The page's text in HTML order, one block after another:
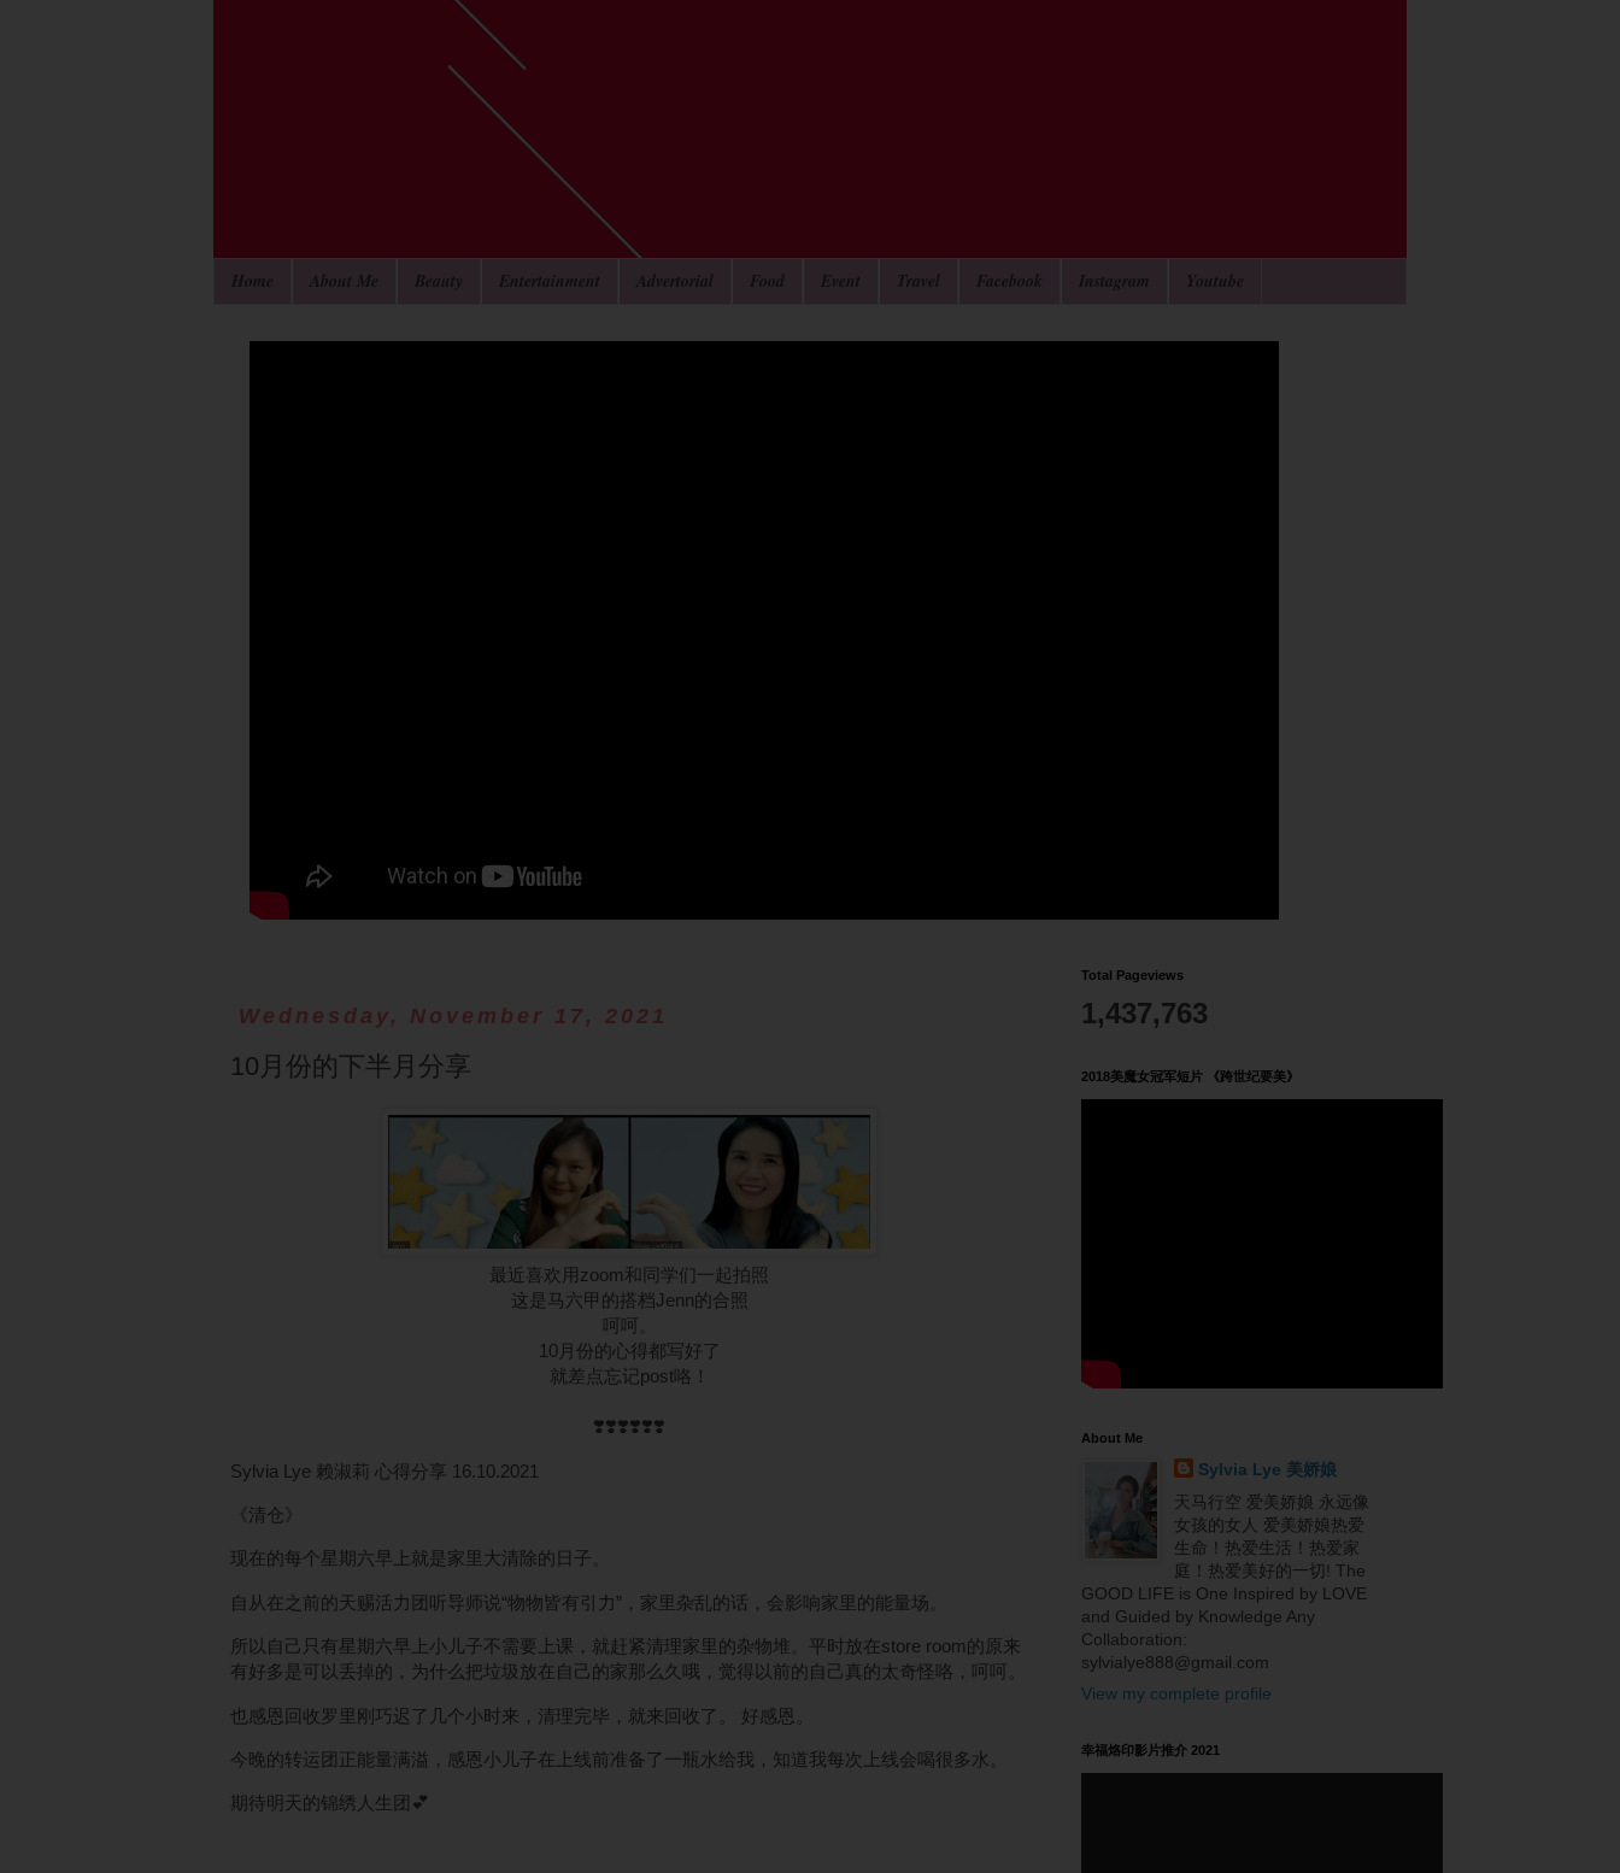
Home About Me Beauty Entertainment Advertorial Food Event Travel Facebook Instagram Youtube
Wednesday, November 17, 2021
10月份的下半月分享
最近喜欢用zoom和同学们一起拍照
这是马六甲的搭档Jenn的合照
呵呵。
10月份的心得都写好了
就差点忘记post咯！
❣️❣️❣️❣️❣️❣️
Sylvia Lye 赖淑莉 心得分享 16.10.2021
《清仓》
现在的每个星期六早上就是家里大清除的日子。
自从在之前的天赐活力团听导师说“物物皆有引力”，家里杂乱的话，会影响家里的能量场。
所以自己只有星期六早上小儿子不需要上课，就赶紧清理家里的杂物堆。平时放在store room的原来
有好多是可以丢掉的，为什么把垃圾放在自己的家那么久哦，觉得以前的自己真的太奇怪咯，呵呵。
也感恩回收罗里刚巧迟了几个小时来，清理完毕，就来回收了。 好感恩。
今晚的转运团正能量满溢，感恩小儿子在上线前准备了一瓶水给我，知道我每次上线会喝很多水。
期待明天的锦绣人生团💕
Total Pageviews
1,437,763
2018美魔女冠军短片 《跨世纪要美》
About Me
Sylvia Lye 美娇娘
天马行空 爱美娇娘 永远像
女孩的女人 爱美娇娘热爱
生命！热爱生活！热爱家
庭！热爱美好的一切! The
GOOD LIFE is One Inspired by LOVE
and Guided by Knowledge Any
Collaboration:
sylvialye888@gmail.com
View my complete profile
幸福烙印影片推介 2021